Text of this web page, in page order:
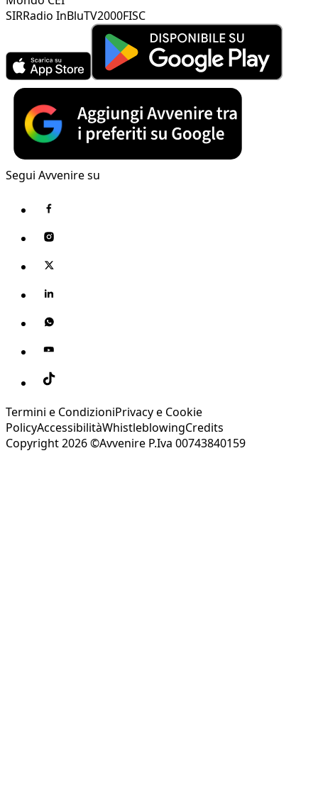
SIRRadio InBluTV2000FISC
Segui Avvenire su
Termini e CondizioniPrivacy e Cookie
PolicyAccessibilitàWhistleblowingCredits
Copyright 2026 ©Avvenire P.Iva 00743840159